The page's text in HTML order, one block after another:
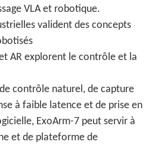
VLA et robotique.
valident des concepts
AR explorent le contrôle et la
contrôle naturel, de capture
à faible latence et de prise en
ExoArm-7 peut servir à
et de plateforme de